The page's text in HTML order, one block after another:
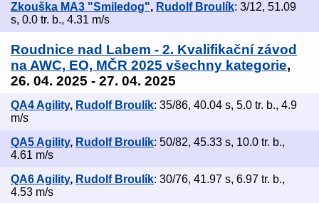
Zkouška MA3 "Smiledog", Rudolf Broulík: 3/12, 51.09
s, 0.0 tr. b., 4.31 m/s
Roudnice nad Labem - 2. Kvalifikační závod
na AWC, EO, MČR 2025 všechny kategorie,
26. 04. 2025 - 27. 04. 2025
QA4 Agility, Rudolf Broulík: 35/86, 40.04 s, 5.0 tr. b., 4.9
m/s
QA5 Agility, Rudolf Broulík: 50/82, 45.33 s, 10.0 tr. b.,
4.61 m/s
QA6 Agility, Rudolf Broulík: 30/76, 41.97 s, 6.97 tr. b.,
4.53 m/s